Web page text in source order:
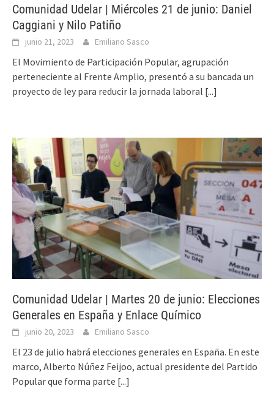
Comunidad Udelar | Miércoles 21 de junio: Daniel
Caggiani y Nilo Patiño
junio 21, 2023 Emiliano Sasco
El Movimiento de Participación Popular, agrupación
perteneciente al Frente Amplio, presentó a su bancada un
proyecto de ley para reducir la jornada laboral [...]
Comunidad Udelar | Martes 20 de junio: Elecciones
Generales en España y Enlace Químico
junio 20, 2023 Emiliano Sasco
El 23 de julio habrá elecciones generales en España. En este
marco, Alberto Núñez Feijoo, actual presidente del Partido
Popular que forma parte [...]